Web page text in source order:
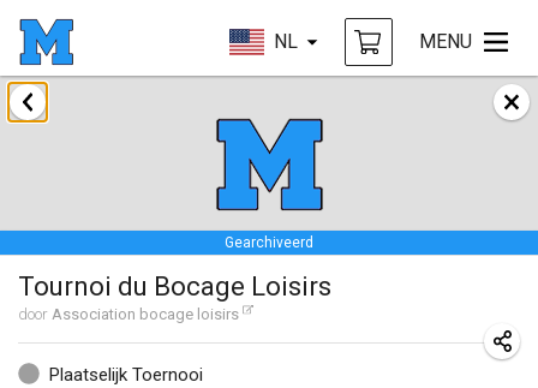
NL MENU
Gearchiveerd
Tournoi du Bocage Loisirs
door Association bocage loisirs
Plaatselijk Toernooi
januari 2018
Open des rois de Mölkky
Frankrijk
Individuel du Garo
21 jan. 2018|Frankrijk
Tournoi d'Hiver
27 jan. 2018|Frankrijk